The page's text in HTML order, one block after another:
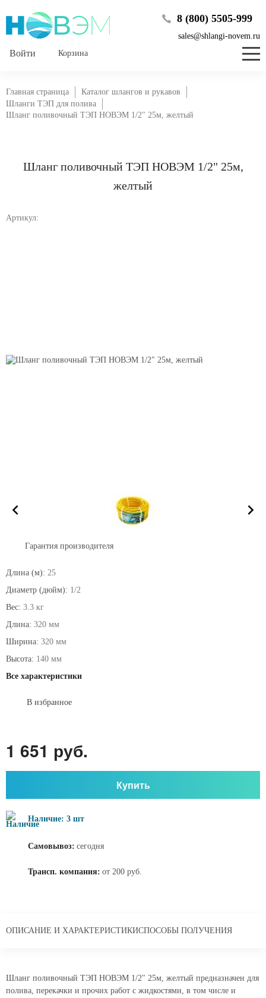
8 (800) 5505-999
sales@shlangi-novem.ru
Корзина
Главная страница
Каталог шлангов и рукавов
Шланги ТЭП для полива
Шланг поливочный ТЭП НОВЭМ 1/2" 25м, желтый
Шланг поливочный ТЭП НОВЭМ 1/2" 25м,
желтый
Артикул:
Гарантия производителя
Длина (м): 25
Диаметр (дюйм): 1/2
Вес: 3.3 кг
Длина: 320 мм
Ширина: 320 мм
Высота: 140 мм
Все характеристики
В избранное
1 651 руб.
Купить
Наличие: 3 шт
Самовывоз: сегодня
Трансп. компания: от 200 руб.
ОПИСАНИЕ И ХАРАКТЕРИСТИКИСПОСОБЫ ПОЛУЧЕНИЯ
Шланг поливочный ТЭП НОВЭМ 1/2" 25м, желтый предназначен для
полива, перекачки и прочих работ с жидкостями, в том числе и